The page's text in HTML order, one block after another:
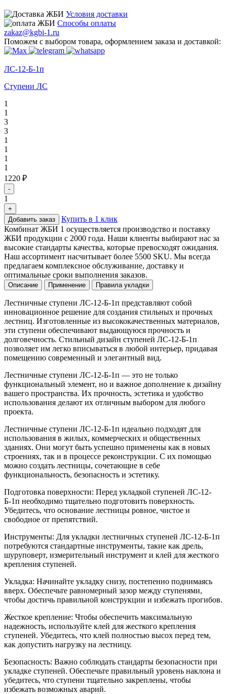
Условия доставки
Способы оплаты
zakaz@kgbi-1.ru
Поможем с выбором товара, оформлением заказа и доставкой:
ЛС-12-Б-1п
Ступени ЛС
1
1
3
3
1
1
1
1
1220 ₽
-
1
+
Добавить заказ
Купить в 1 клик
Комбинат ЖБИ 1 осуществляется производство и поставку
ЖБИ продукции с 2000 года. Наши клиенты выбирают нас за
высокие стандарты качества, которые превосходят ожидания.
Наш ассортимент насчитывает более 5500 SKU. Мы всегда
предлагаем комплексное обслуживание, доставку и
оптимальные сроки выполнения заказов.
Описание Применение Правила укладки
Лестничные ступени ЛС-12-Б-1п представляют собой
инновационное решение для создания стильных и прочных
лестниц. Изготовленные из высококачественных материалов,
эти ступени обеспечивают выдающуюся прочность и
долговечность. Стильный дизайн ступеней ЛС-12-Б-1п
позволяет им легко вписываться в любой интерьер, придавая
помещению современный и элегантный вид.
Лестничные ступени ЛС-12-Б-1п — это не только
функциональный элемент, но и важное дополнение к дизайну
вашего пространства. Их прочность, эстетика и удобство
использования делают их отличным выбором для любого
проекта.
Лестничные ступени ЛС-12-Б-1п идеально подходят для
использования в жилых, коммерческих и общественных
зданиях. Они могут быть успешно применены как в новых
строениях, так и в процессе реконструкции. С их помощью
можно создать лестницы, сочетающие в себе
функциональность, безопасность и эстетику.
Подготовка поверхности: Перед укладкой ступеней ЛС-12-
Б-1п необходимо тщательно подготовить поверхность.
Убедитесь, что основание лестницы ровное, чистое и
свободное от препятствий.
Инструменты: Для укладки лестничных ступеней ЛС-12-Б-1п
потребуются стандартные инструменты, такие как дрель,
шуруповерт, измерительный инструмент и клей для жесткого
крепления ступеней.
Укладка: Начинайте укладку снизу, постепенно поднимаясь
вверх. Обеспечьте равномерный зазор между ступенями,
чтобы достичь правильной конструкции и избежать прогибов.
Жесткое крепление: Чтобы обеспечить максимальную
надежность, используйте клей для жесткого крепления
ступеней. Убедитесь, что клей полностью высох перед тем,
как допустить нагрузку на лестницу.
Безопасность: Важно соблюдать стандарты безопасности при
укладке ступеней. Обеспечьте правильный уровень наклона и
убедитесь, что ступени тщательно закреплены, чтобы
избежать возможных аварий.